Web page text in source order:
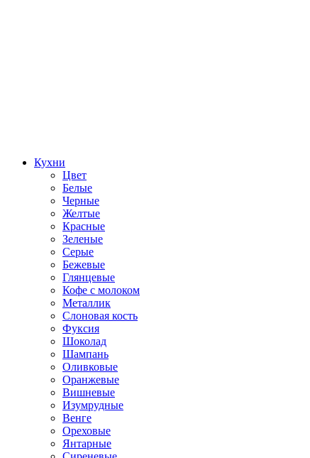
Кухни
Цвет
Белые
Черные
Желтые
Красные
Зеленые
Серые
Бежевые
Глянцевые
Кофе с молоком
Металлик
Слоновая кость
Фуксия
Шоколад
Шампань
Оливковые
Оранжевые
Вишневые
Изумрудные
Венге
Ореховые
Янтарные